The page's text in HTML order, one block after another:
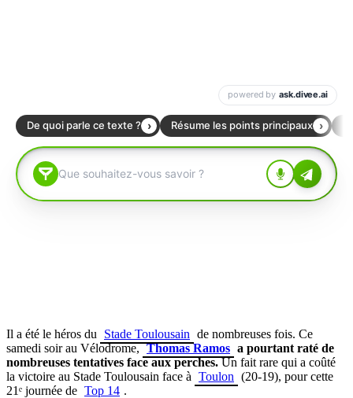
Il a été le héros du Stade Toulousain de nombreuses fois. Ce
samedi soir au Vélodrome, Thomas Ramos a pourtant raté de
nombreuses tentatives face aux perches.Un fait rare qui a coûté
la victoire au Stade Toulousain face à Toulon (20-19), pour cette
21ᵉ journée de Top 14 .